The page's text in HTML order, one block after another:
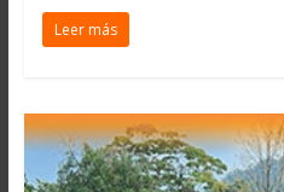
Leer más